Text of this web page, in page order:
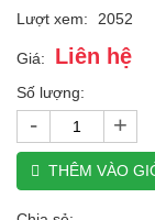
Lượt xem: 2052
Giá: Liên hệ
Số lượng:
- +
THÊM VÀO